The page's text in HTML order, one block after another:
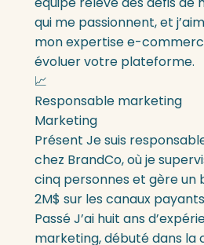
qui me passionnent, et
mon expertise e-
évoluer votre plateforme.
📈
Responsable marketing
Marketing
Présent Je suis
chez BrandCo, où je
cinq personnes et gère un
2M$ sur les canaux
PasséJ’ai huit ans
marketing, débuté dans la